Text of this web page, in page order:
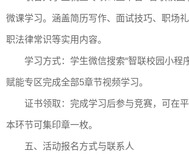
微课学习。涵盖简历写作、面试技巧、职场
职法律常识等实用内容。
学习方式：学生微信搜索“智联校园小程
赋能专区完成全部5章节视频学习。
证书领取：完成学习后参与竞赛，可在平
本环节可集印章一枚。
五、活动报名方式与联系人